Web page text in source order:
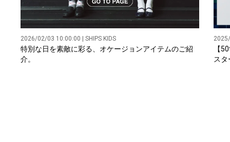
2026/02/03 10:00:00 | SHIPS KIDS
特別な日を素敵に彩る、オケージョンアイテムのご紹
介。
【
スタ